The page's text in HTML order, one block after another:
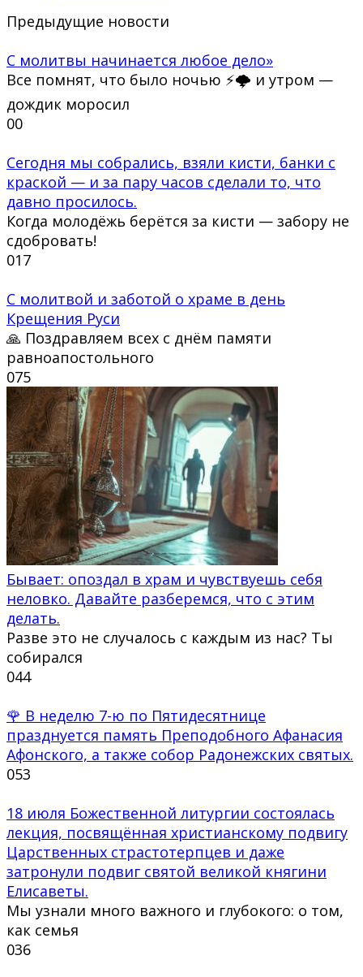
Предыдущие новости
С молитвы начинается любое дело»
Все помнят, что было ночью ⚡🌩 и утром —
дождик моросил
00
Сегодня мы собрались, взяли кисти, банки с
краской — и за пару часов сделали то, что
давно просилось.
Когда молодёжь берётся за кисти — забору не
сдобровать!
017
С молитвой и заботой о храме в день
Крещения Руси
🙏 Поздравляем всех с днём памяти
равноапостольного
075
Бывает: опоздал в храм и чувствуешь себя
неловко. Давайте разберемся, что с этим
делать.
Разве это не случалось с каждым из нас? Ты
собирался
044
🌹 В неделю 7-ю по Пятидесятнице
празднуется память Преподобного Афанасия
Афонского, а также собор Радонежских святых.
053
18 июля Божественной литургии состоялась
лекция, посвящённая христианскому подвигу
Царственных страстотерпцев и даже
затронули подвиг святой великой княгини
Елисаветы.
Мы узнали много важного и глубокого: о том,
как семья
036